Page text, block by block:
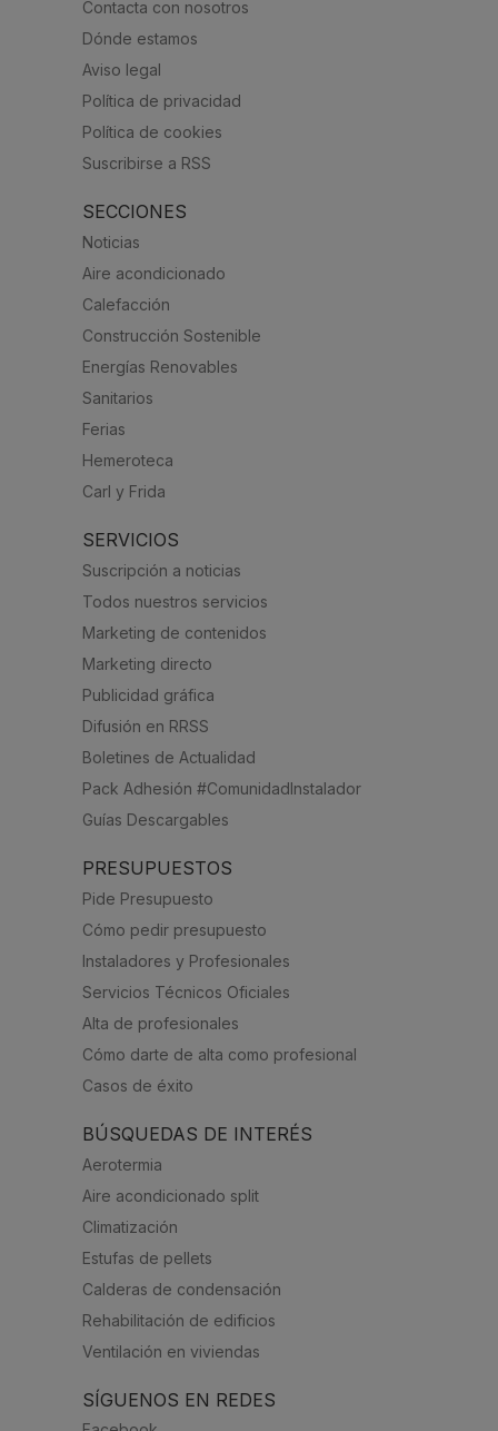
Contacta con nosotros
Dónde estamos
Aviso legal
Política de privacidad
Política de cookies
Suscribirse a RSS
SECCIONES
Noticias
Aire acondicionado
Calefacción
Construcción Sostenible
Energías Renovables
Sanitarios
Ferias
Hemeroteca
Carl y Frida
SERVICIOS
Suscripción a noticias
Todos nuestros servicios
Marketing de contenidos
Marketing directo
Publicidad gráfica
Difusión en RRSS
Boletines de Actualidad
Pack Adhesión #ComunidadInstalador
Guías Descargables
PRESUPUESTOS
Pide Presupuesto
Cómo pedir presupuesto
Instaladores y Profesionales
Servicios Técnicos Oficiales
Alta de profesionales
Cómo darte de alta como profesional
Casos de éxito
BÚSQUEDAS DE INTERÉS
Aerotermia
Aire acondicionado split
Climatización
Estufas de pellets
Calderas de condensación
Rehabilitación de edificios
Ventilación en viviendas
SÍGUENOS EN REDES